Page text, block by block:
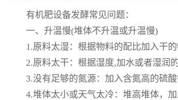
有机肥设备发酵常见问题：
一、升温慢(堆体不升温或升温慢)
1.原料太湿：根据物料的配比加入干的
2.原料太干：根据湿度,加水或者湿润
3.没有足够的氮源：加入含氮高的硫酸
4.堆体太小或天气太冷：堆高堆体，